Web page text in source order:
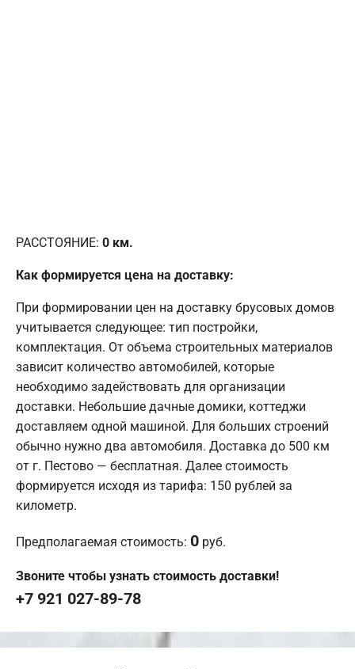
РАССТОЯНИЕ: 0 км.
Как формируется цена на доставку:
При формировании цен на доставку брусовых домов
учитывается следующее: тип постройки,
комплектация. От объема строительных материалов
зависит количество автомобилей, которые
необходимо задействовать для организации
доставки. Небольшие дачные домики, коттеджи
доставляем одной машиной. Для больших строений
обычно нужно два автомобиля. Доставка до 500 км
от г. Пестово — бесплатная. Далее стоимость
формируется исходя из тарифа: 150 рублей за
километр.
Предполагаемая стоимость: 0 руб.
Звоните чтобы узнать стоимость доставки!
+7 921 027-89-78